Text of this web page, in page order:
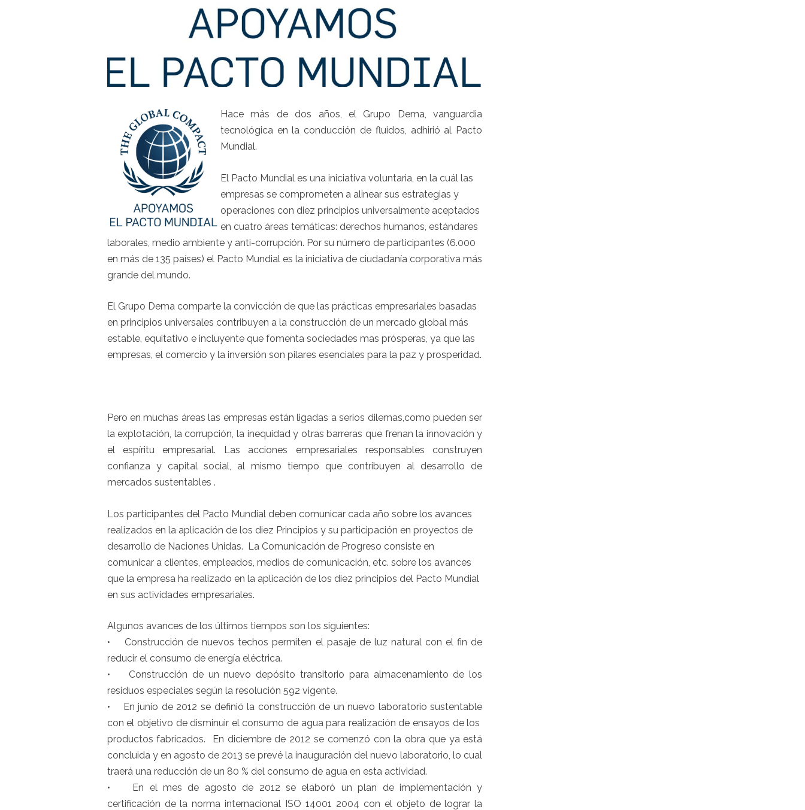
Hace más de dos años, el Grupo Dema, vanguardia
tecnológica en la conducción de fluidos, adhirió al Pacto
Mundial.
El Pacto Mundial es una iniciativa voluntaria, en la cuál las
empresas se comprometen a alinear sus estrategias y
operaciones con diez principios universalmente aceptados
en cuatro áreas temáticas: derechos humanos, estándares
laborales, medio ambiente y anti-corrupción. Por su número de participantes (6.000
en más de 135 países) el Pacto Mundial es la iniciativa de ciudadanía corporativa más
grande del mundo.
El Grupo Dema comparte la convicción de que las prácticas empresariales basadas
en principios universales contribuyen a la construcción de un mercado global más
estable, equitativo e incluyente que fomenta sociedades mas prósperas, ya que las
empresas, el comercio y la inversión son pilares esenciales para la paz y prosperidad.
Pero en muchas áreas las empresas están ligadas a serios dilemas,como pueden ser
la explotación, la corrupción, la inequidad y otras barreras que frenan la innovación y
el espíritu empresarial. Las acciones empresariales responsables construyen
confianza y capital social, al mismo tiempo que contribuyen al desarrollo de
mercados sustentables .
Los participantes del Pacto Mundial deben comunicar cada año sobre los avances
realizados en la aplicación de los diez Principios y su participación en proyectos de
desarrollo de Naciones Unidas. La Comunicación de Progreso consiste en
comunicar a clientes, empleados, medios de comunicación, etc. sobre los avances
que la empresa ha realizado en la aplicación de los diez principios del Pacto Mundial
en sus actividades empresariales.
Algunos avances de los últimos tiempos son los siguientes:
• Construcción de nuevos techos permiten el pasaje de luz natural con el fin de
reducir el consumo de energía eléctrica.
• Construcción de un nuevo depósito transitorio para almacenamiento de los
residuos especiales según la resolución 592 vigente.
• En junio de 2012 se definió la construcción de un nuevo laboratorio sustentable
con el objetivo de disminuir el consumo de agua para realización de ensayos de los
productos fabricados. En diciembre de 2012 se comenzó con la obra que ya está
concluida y en agosto de 2013 se prevé la inauguración del nuevo laboratorio, lo cual
traerá una reducción de un 80 % del consumo de agua en esta actividad.
• En el mes de agosto de 2012 se elaboró un plan de implementación y
certificación de la norma internacional ISO 14001 2004 con el objeto de lograr la